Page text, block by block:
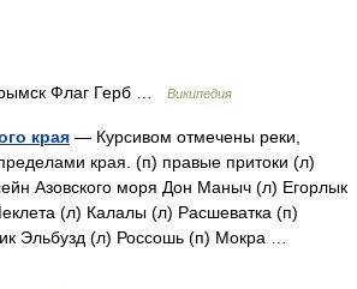
Флаг Герб … Википедия
края — Курсивом отмечены реки,
края. (п) правые притоки (л)
Азовского моря Дон Маныч (л) Егорлык
(л) Калалы (л) Расшеватка (п)
Эльбузд (л) Россошь (п) Мокра …